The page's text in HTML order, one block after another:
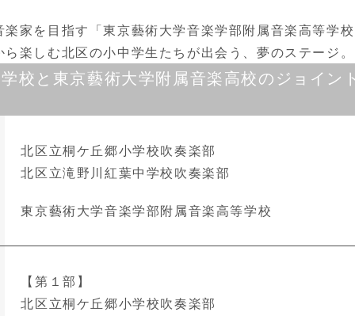
楽家を目指す「東京藝術大学音楽学部附属音楽高等学
楽しむ北区の小中学生たちが出会う、夢のステージ。
校と東京藝術大学附属音楽高校のジョイン
北区立桐ケ丘郷小学校吹奏楽部
北区立滝野川紅葉中学校吹奏楽部
東京藝術大学音楽学部附属音楽高等学校
【第１部】
北区立桐ケ丘郷小学校吹奏楽部